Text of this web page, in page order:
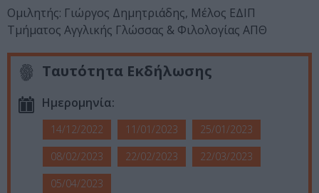
Ομιλητής: Γιώργος Δημητριάδης, Μέλος ΕΔΙΠ
Τμήματος Αγγλικής Γλώσσας & Φιλολογίας ΑΠΘ
Ταυτότητα Εκδήλωσης
Ημερομηνία:
14/12/2022 11/01/2023
25/01/2023
08/02/2023
22/02/2023
22/03/2023
05/04/2023